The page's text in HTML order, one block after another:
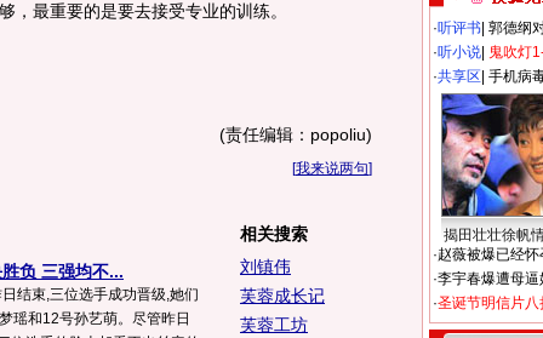
，最重要的是要去接受专业的训练。
(责任编辑：popoliu)
[我来说两句]
负 三强均不...
结束,三位选手成功晋级,她们
瑶和12号孙艺萌。尽管昨日
相关搜索
刘镇伟
芙蓉成长记
芙蓉工坊
·听评书 郭德纲
·听小说 鬼吹灯
·共享区 手机病
揭田壮壮徐帆
·赵薇被爆已经怀
·李宇春爆遭母逼
·圣诞节明信片八